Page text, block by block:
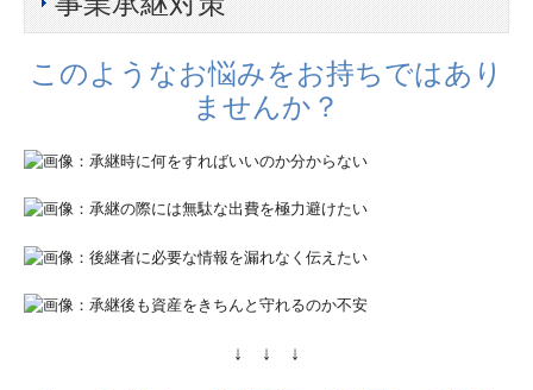
個人情報保護方針
時事ネタ
このようなお悩みをお持ちではあり
ませんか？
↓ ↓ ↓